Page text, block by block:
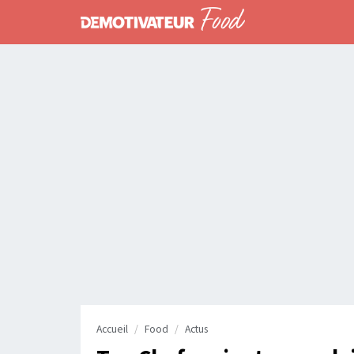
Accueil Food Actus